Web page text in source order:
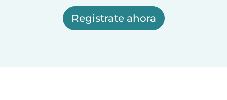
Registrate ahora